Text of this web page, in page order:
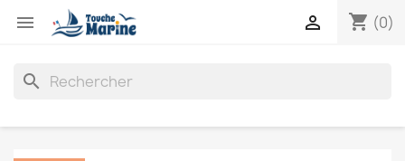
 shopping_cart (0)

search